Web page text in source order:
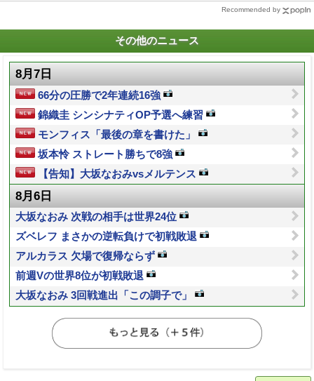
Recommended by
その他のニュース
8月7日
66分の圧勝で2年連続16強
錦織圭 シンシナティOP予選へ練習
モンフィス「最後の章を書けた」
坂本怜 ストレート勝ちで8強
【告知】大坂なおみvsメルテンス
8月6日
大坂なおみ 次戦の相手は世界24位
ズベレフ まさかの逆転負けで初戦敗退
アルカラス 欠場で復帰ならず
前週Vの世界8位が初戦敗退
大坂なおみ 3回戦進出「この調子で」